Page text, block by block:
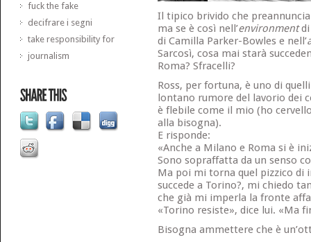
fuck the fake
decifrare i segni
take responsibility for
journalism
Il tipico brivido che
ma se è così nell’environmentdi
di Camilla Parker-Bowles e nell’
Sarcosì, cosa mai starà
Roma? Sfracelli?
Ross, per fortuna, è uno di
lontano rumore del lavorio dei
è flebile come il mio (ho
alla bisogna).
E risponde:
«Anche a Milano e Roma si è
Sono sopraffatta da un senso
Ma poi mi torna quel pizzico di
succede a Torino?, mi chiedo
che già mi imperla la fronte
«Torino resiste», dice lui. «Ma
Bisogna ammettere che è